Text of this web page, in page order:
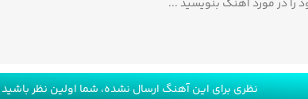
نظری برای این آهنگ ارسال نشده، شما اولین نظر باشید